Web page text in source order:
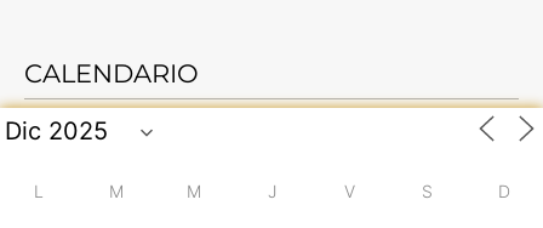
CALENDARIO
L M M J V S D